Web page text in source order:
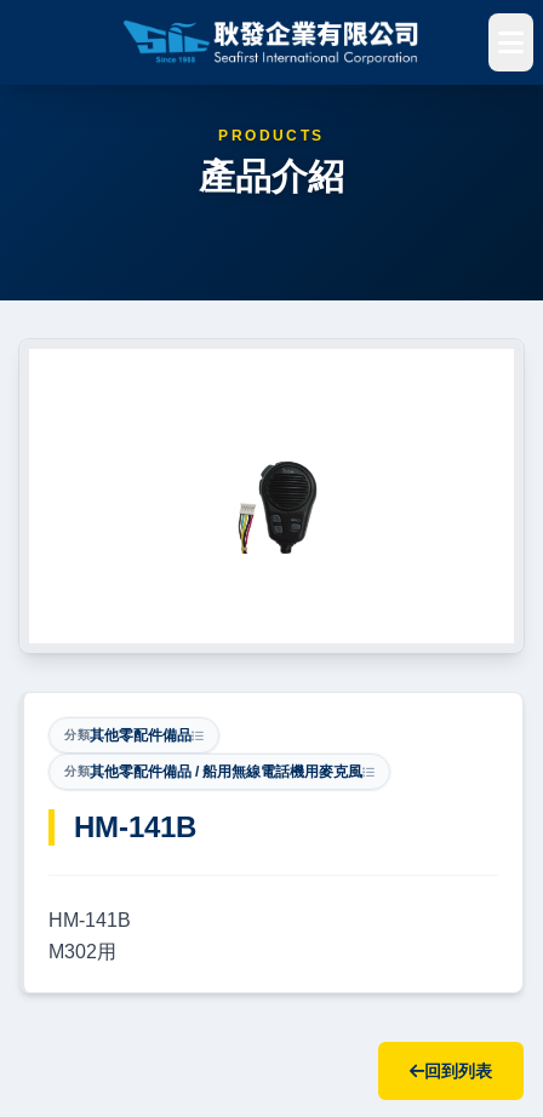
PRODUCTS
產品介紹
分類其他零配件備品
分類其他零配件備品 / 船用無線電話機用麥克風
​HM-141B
HM-141B
M302用
回到列表